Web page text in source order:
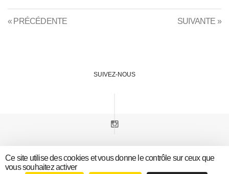
« PRÉCÉDENTE SUIVANTE »
SUIVEZ-NOUS
18, rue Georges Clemenceau 78000 Versailles
contact@am-architectes.fr
Ce site utilise des cookies et vous donne le contrôle sur ceux que
vous souhaitez activer